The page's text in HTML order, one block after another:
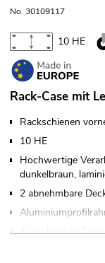
No. 30109117
10 HE
Rack-Case mit
Rackschienen
10 HE
Hochwertige
dunkelbraun,
2 abnehmbare
4 verchromte
8 hochwertige